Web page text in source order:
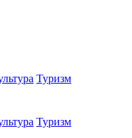
Туризм
Туризм